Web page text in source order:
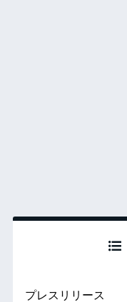
プレスリリース